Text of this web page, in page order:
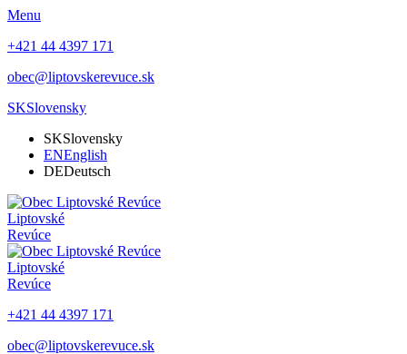
Menu
+421 44 4397 171
obec@liptovskerevuce.sk
SKSlovensky
SKSlovensky
ENEnglish
DEDeutsch
Liptovské
Revúce
Liptovské
Revúce
+421 44 4397 171
obec@liptovskerevuce.sk